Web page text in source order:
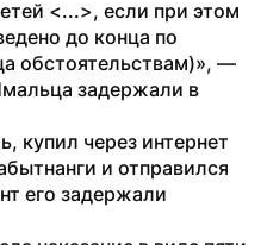
<...>, если при этом
до конца по
обстоятельствам)», —
задержали в
купил через интернет
и отправился
его задержали